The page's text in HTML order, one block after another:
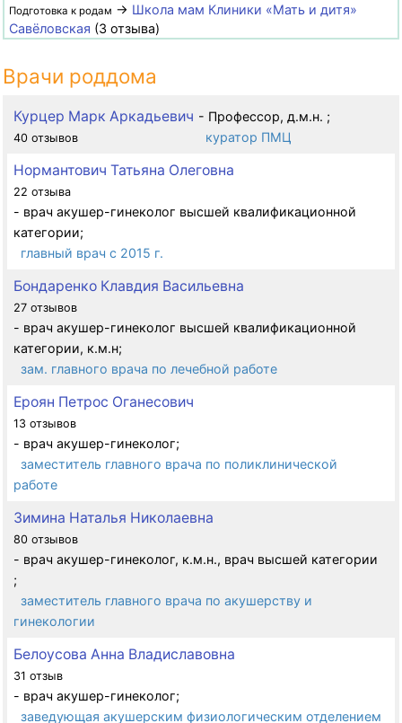
Подготовка к родам → Школа мам Клиники «Мать и дитя»
Савёловская (3 отзыва)
Врачи роддома
Курцер Марк Аркадьевич
40 отзывов
- Профессор, д.м.н. ;
куратор ПМЦ
Нормантович Татьяна Олеговна
22 отзыва
- врач акушер-гинеколог высшей квалификационной
категории;
главный врач с 2015 г.
Бондаренко Клавдия Васильевна
27 отзывов
- врач акушер-гинеколог высшей квалификационной
категории, к.м.н;
зам. главного врача по лечебной работе
Ероян Петрос Оганесович
13 отзывов
- врач акушер-гинеколог;
заместитель главного врача по поликлинической
работе
Зимина Наталья Николаевна
80 отзывов
- врач акушер-гинеколог, к.м.н., врач высшей категории
;
заместитель главного врача по акушерству и
гинекологии
Белоусова Анна Владиславовна
31 отзыв
- врач акушер-гинеколог;
заведующая акушерским физиологическим отделением